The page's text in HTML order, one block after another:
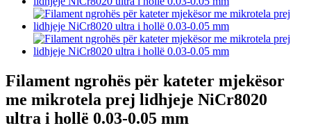
Filament ngrohës për kateter mjekësor
me mikrotela prej lidhjeje NiCr8020
ultra i hollë 0.03-0.05 mm